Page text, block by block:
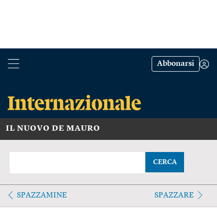
Abbonarsi
IL NUOVO DE MAURO
CERCA
SPAZZAMINE SPAZZARE